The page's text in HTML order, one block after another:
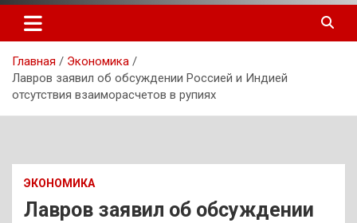
Главная
Экономика
Лавров заявил об обсуждении Россией и Индией
отсутствия взаиморасчетов в рупиях
ЭКОНОМИКА
Лавров заявил об обсуждении